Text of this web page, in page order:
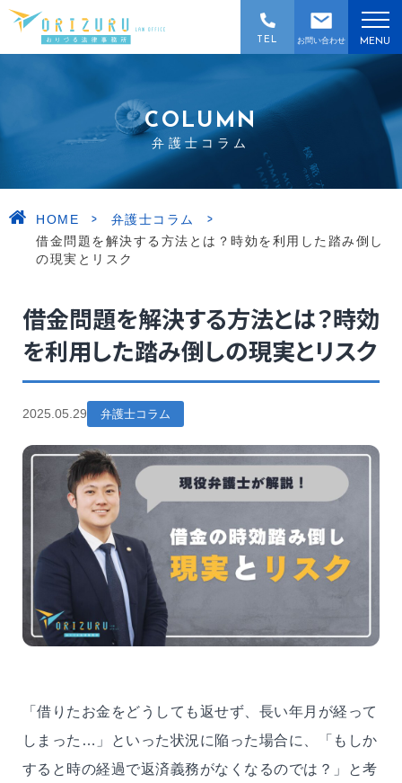
お問い合わせ
TEL MENU
COLUMN
弁護士コラム
HOME > 弁護士コラム >
借金問題を解決する方法とは？時効を利用した踏み倒し
の現実とリスク
借金問題を解決する方法とは？時効
を利用した踏み倒しの現実とリスク
2025.05.29 弁護士コラム
「借りたお金をどうしても返せず、長い年月が経って
しまった…」といった状況に陥った場合に、「もしか
すると時の経過で返済義務がなくなるのでは？」と考